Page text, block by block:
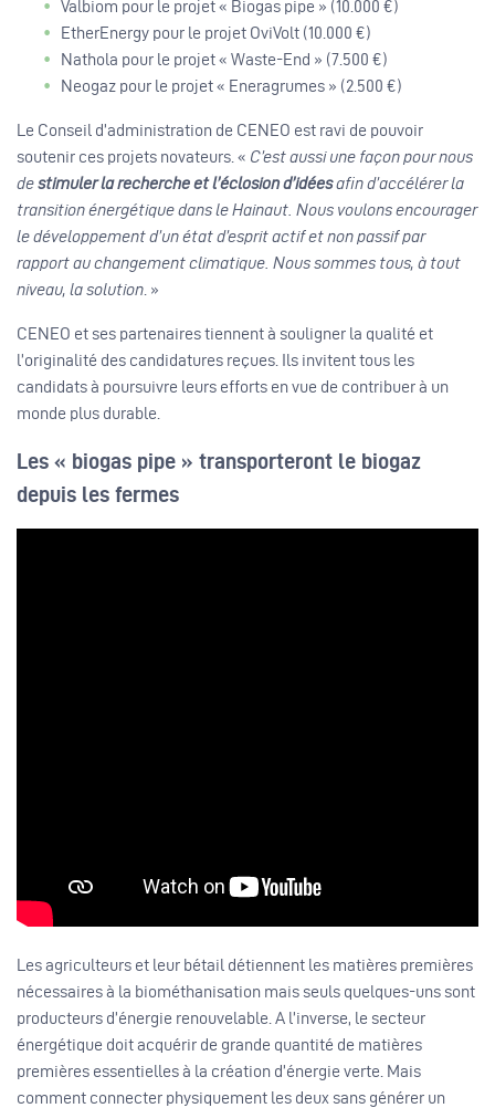
Valbiom pour le projet « Biogas pipe » (10.000 €)
EtherEnergy pour le projet OviVolt (10.000 €)
Nathola pour le projet « Waste-End » (7.500 €)
Neogaz pour le projet « Eneragrumes » (2.500 €)
Le Conseil d’administration de CENEO est ravi de pouvoir
soutenir ces projets novateurs. « C’est aussi une façon pour nous
destimuler la recherche et l’éclosion d’idéesafin d’accélérer la
transition énergétique dans le Hainaut. Nous voulons encourager
le développement d’un état d’esprit actif et non passif par
rapport au changement climatique. Nous sommes tous, à tout
niveau, la solution . »
CENEO et ses partenaires tiennent à souligner la qualité et
l’originalité des candidatures reçues. Ils invitent tous les
candidats à poursuivre leurs efforts en vue de contribuer à un
monde plus durable.
Les « biogas pipe » transporteront le biogaz
depuis les fermes
Les agriculteurs et leur bétail détiennent les matières premières
nécessaires à la biométhanisation mais seuls quelques-uns sont
producteurs d’énergie renouvelable. A l’inverse, le secteur
énergétique doit acquérir de grande quantité de matières
premières essentielles à la création d’énergie verte. Mais
comment connecter physiquement les deux sans générer un